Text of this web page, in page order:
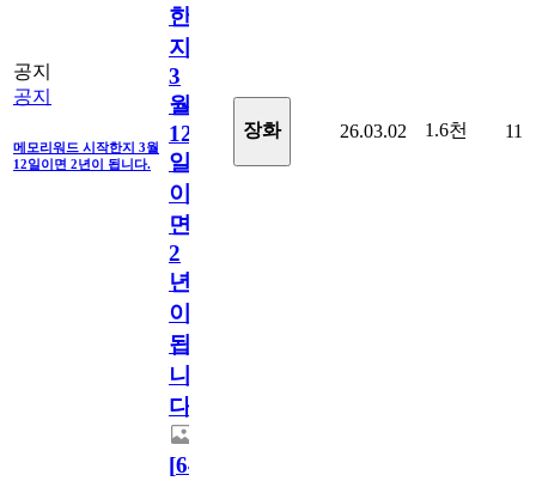
공지
공지
메모리워드 시작한지 3월
12일이면 2년이 됩니다.
한
지
3
월
12
일
이
면
2
년
이
됩
니
다.
[64
장화 26.03.02 1.6천 11